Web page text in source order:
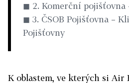
◼ 2. Komerční pojišťovna
◼ 3. ČSOB Pojišťovna –
Pojišťovny
K oblastem, ve kterých si Air